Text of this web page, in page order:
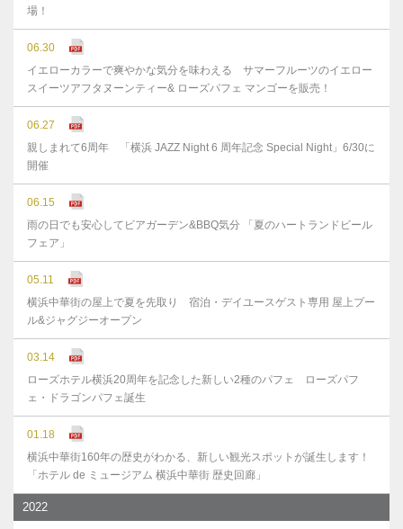
場！
06.30
イエローカラーで爽やかな気分を味わえる サマーフルーツのイエロー
スイーツアフタヌーンティー& ローズパフェ マンゴーを販売！
06.27
親しまれて6周年 「横浜 JAZZ Night 6 周年記念 Special Night」6/30に
開催
06.15
雨の日でも安心してビアガーデン&BBQ気分 「夏のハートランドビール
フェア」
05.11
横浜中華街の屋上で夏を先取り 宿泊・デイユースゲスト専用 屋上プー
ル&ジャグジーオープン
03.14
ローズホテル横浜20周年を記念した新しい2種のパフェ ローズパフ
ェ・ドラゴンパフェ誕生
01.18
横浜中華街160年の歴史がわかる、新しい観光スポットが誕生します！
「ホテル de ミュージアム 横浜中華街 歴史回廊」
2022